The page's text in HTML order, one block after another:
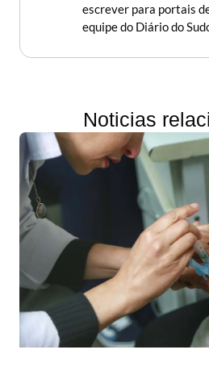
escrever para portais
equipe do Diário do
Noticias